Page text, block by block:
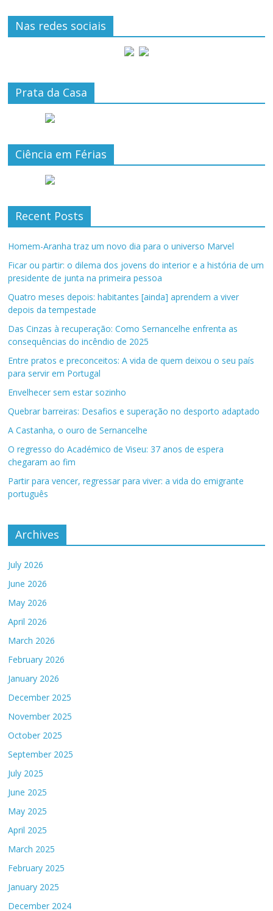
Nas redes sociais
Prata da Casa
Ciência em Férias
Recent Posts
Homem-Aranha traz um novo dia para o universo Marvel
Ficar ou partir: o dilema dos jovens do interior e a história de um
presidente de junta na primeira pessoa
Quatro meses depois: habitantes [ainda] aprendem a viver
depois da tempestade
Das Cinzas à recuperação: Como Sernancelhe enfrenta as
consequências do incêndio de 2025
Entre pratos e preconceitos: A vida de quem deixou o seu país
para servir em Portugal
Envelhecer sem estar sozinho
Quebrar barreiras: Desafios e superação no desporto adaptado
A Castanha, o ouro de Sernancelhe
O regresso do Académico de Viseu: 37 anos de espera
chegaram ao fim
Partir para vencer, regressar para viver: a vida do emigrante
português
Archives
July 2026
June 2026
May 2026
April 2026
March 2026
February 2026
January 2026
December 2025
November 2025
October 2025
September 2025
July 2025
June 2025
May 2025
April 2025
March 2025
February 2025
January 2025
December 2024